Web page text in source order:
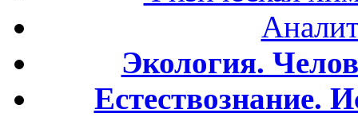
Экология.
Естествознание.